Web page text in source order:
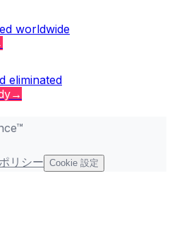
worldwide
eliminated
→
リシー Cookie 設定